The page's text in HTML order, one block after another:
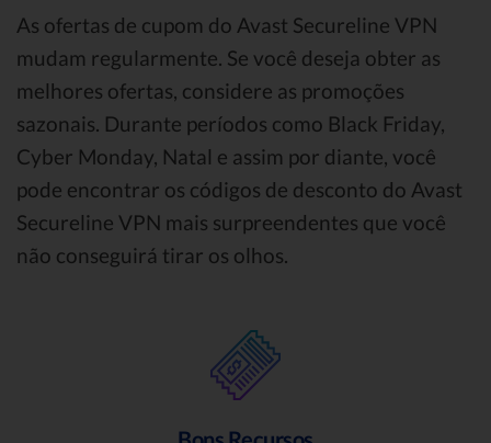
As ofertas de cupom do Avast Secureline VPN
mudam regularmente. Se você deseja obter as
melhores ofertas, considere as promoções
sazonais. Durante períodos como Black Friday,
Cyber Monday, Natal e assim por diante, você
pode encontrar os códigos de desconto do Avast
Secureline VPN mais surpreendentes que você
não conseguirá tirar os olhos.